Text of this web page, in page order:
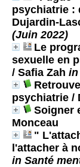
psychiatrie :
Dujardin-
(Juin 2022)
Le
sexuelle en
/ Safia Zah in
psychiatrie /
Soigner
Monceau
"
l'attacher à
in Santé